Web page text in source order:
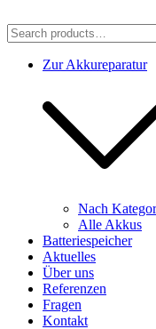
for:
Zur Akkureparatur
Nach
Alle Akkus
Batteriespeicher
Aktuelles
Über uns
Referenzen
Fragen
Kontakt